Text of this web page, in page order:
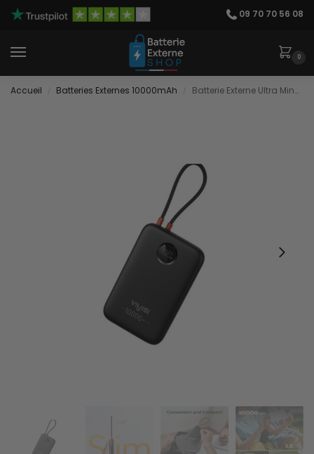
09 70 70 56 08
0
Accueil Batteries Externes 10000mAh Batterie Externe Ultra Mince